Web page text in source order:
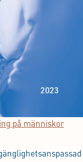
på människor